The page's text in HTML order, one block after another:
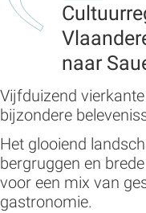
naar
Vijfduizend
bijzondere
Het glooiend
bergruggen en
voor een mix van
gastronomie.